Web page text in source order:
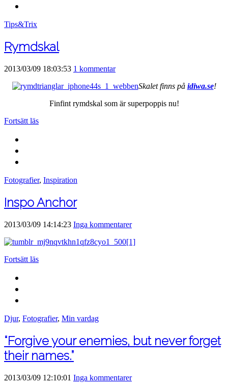
Tips&Trix
Rymdskal
2013/03/09 18:03:53 1 kommentar
Skalet finns på idiwa.se!
Finfint rymdskal som är superpoppis nu!
Fortsätt läs
Fotografier, Inspiration
Inspo Anchor
2013/03/09 14:14:23 Inga kommentarer
Fortsätt läs
Djur, Fotografier, Min vardag
“Forgive your enemies, but never forget
their names.”
2013/03/09 12:10:01 Inga kommentarer